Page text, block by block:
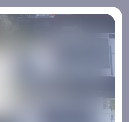
Kontakta oss
Kontakta oss